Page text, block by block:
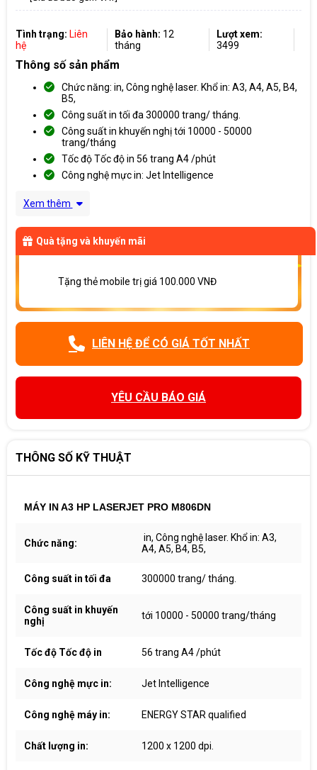
Tình trạng: Liên
hệ
Bảo hành: 12
tháng
Lượt xem:
3499
Thông số sản phẩm
Chức năng: in, Công nghệ laser. Khổ in: A3, A4, A5, B4,
B5,
Công suất in tối đa 300000 trang/ tháng.
Công suất in khuyến nghị tới 10000 - 50000
trang/tháng
Tốc độ Tốc độ in 56 trang A4 /phút
Công nghệ mực in: Jet Intelligence
Xem thêm
Quà tặng và khuyến mãi
Tặng thẻ mobile trị giá 100.000 VNĐ
LIÊN HỆ ĐỂ CÓ GIÁ TỐT NHẤT
YÊU CẦU BÁO GIÁ
THÔNG SỐ KỸ THUẬT
MÁY IN A3 HP LASERJET PRO M806DN
Chức năng:
in, Công nghệ laser. Khổ in: A3,
A4, A5, B4, B5,
Công suất in tối đa 300000 trang/ tháng.
Công suất in khuyến
nghị
tới 10000 - 50000 trang/tháng
Tốc độ Tốc độ in 56 trang A4 /phút
Công nghệ mực in: Jet Intelligence
Công nghệ máy in: ENERGY STAR qualified
Chất lượng in: 1200 x 1200 dpi.